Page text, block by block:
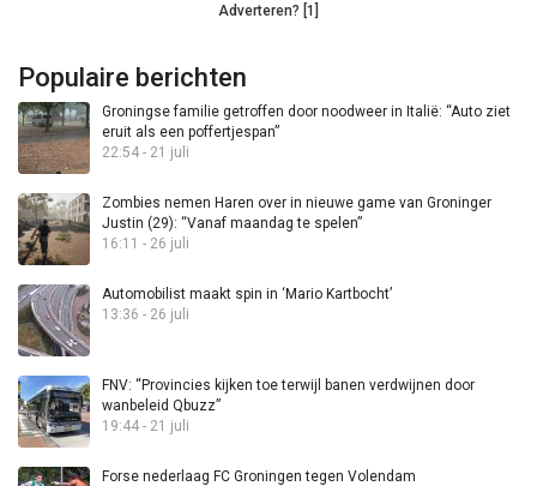
Adverteren? [1]
Populaire berichten
Groningse familie getroffen door noodweer in Italië: “Auto ziet
eruit als een poffertjespan”
22:54 - 21 juli
Zombies nemen Haren over in nieuwe game van Groninger
Justin (29): “Vanaf maandag te spelen”
16:11 - 26 juli
Automobilist maakt spin in ‘Mario Kartbocht’
13:36 - 26 juli
FNV: “Provincies kijken toe terwijl banen verdwijnen door
wanbeleid Qbuzz”
19:44 - 21 juli
Forse nederlaag FC Groningen tegen Volendam